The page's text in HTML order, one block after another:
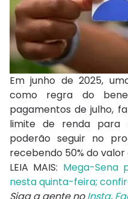
Em junho de 2025,
como regra do
pagamentos de julho,
limite de renda para
poderão seguir no
recebendo 50% do
LEIA MAIS: Mega-Sena
nesta quinta-feira;